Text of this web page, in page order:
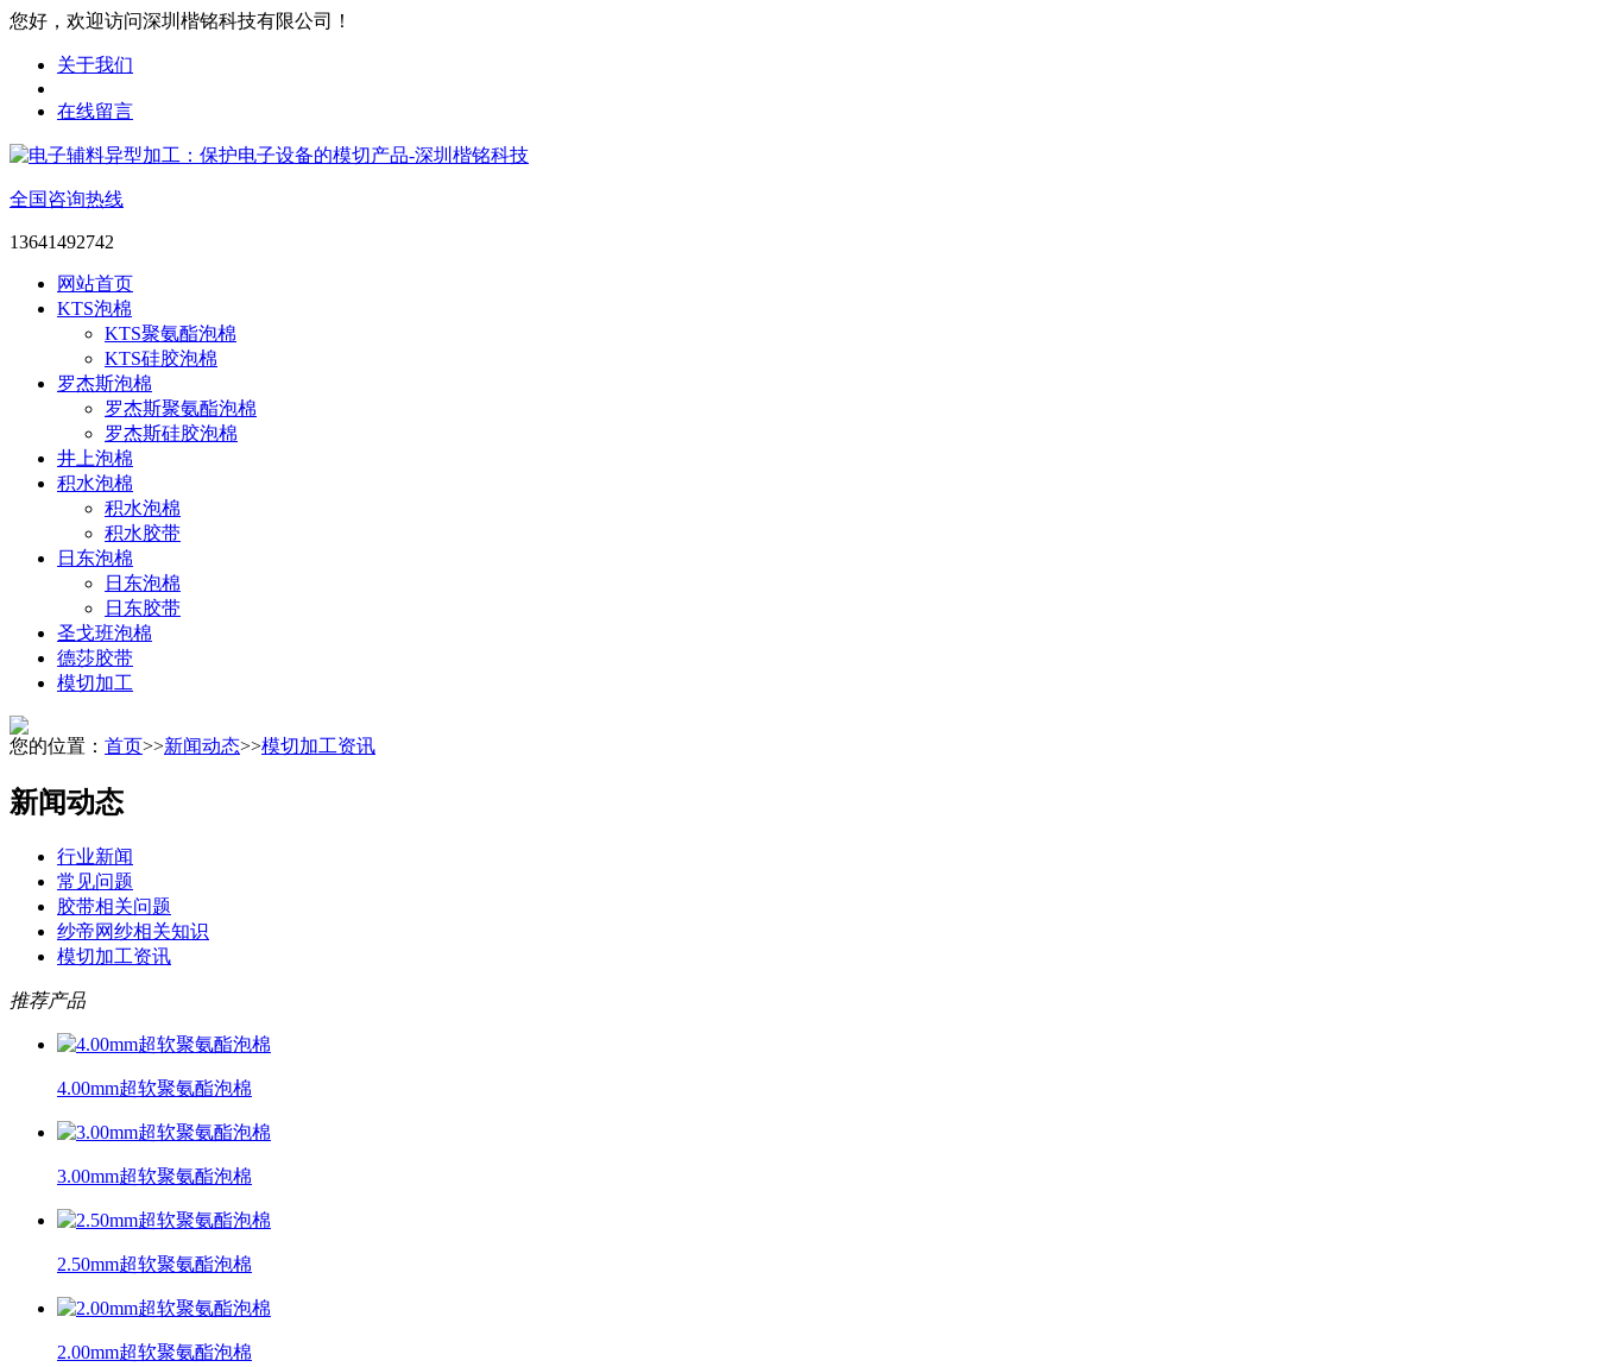
您好，欢迎访问深圳楷铭科技有限公司！
关于我们
在线留言
全国咨询热线
13641492742
网站首页
KTS泡棉
KTS聚氨酯泡棉
KTS硅胶泡棉
罗杰斯泡棉
罗杰斯聚氨酯泡棉
罗杰斯硅胶泡棉
井上泡棉
积水泡棉
积水泡棉
积水胶带
日东泡棉
日东泡棉
日东胶带
圣戈班泡棉
德莎胶带
模切加工
您的位置： 首页>>新闻动态>>模切加工资讯
新闻动态
行业新闻
常见问题
胶带相关问题
纱帝网纱相关知识
模切加工资讯
推荐产品
4.00mm超软聚氨酯泡棉
3.00mm超软聚氨酯泡棉
2.50mm超软聚氨酯泡棉
2.00mm超软聚氨酯泡棉